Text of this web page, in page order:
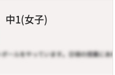
中1(女子)